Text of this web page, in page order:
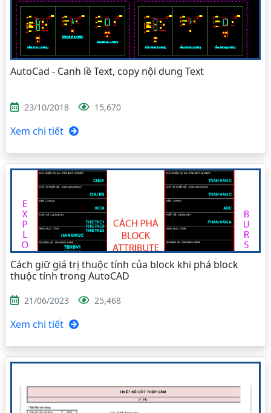
AutoCad - Canh lề Text, copy nội dung Text
23/10/2018 15,670
Xem chi tiết
Cách giữ giá trị thuộc tính của block khi phá block
thuộc tính trong AutoCAD
21/06/2023 25,468
Xem chi tiết